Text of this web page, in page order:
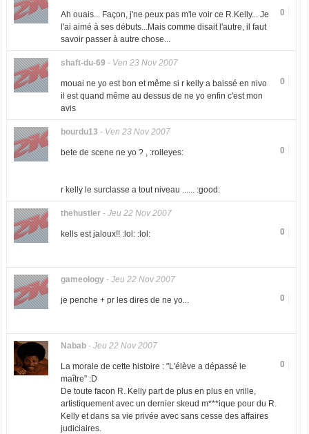
0
Ah ouais... Façon, j'ne peux pas m'le voir ce R.Kelly... Je
l'ai aimé à ses débuts...Mais comme disait l'autre, il faut
savoir passer à autre chose...
shaft-du-69 - Ven 23 Nov 2007
0
mouai ne yo est bon et même si r kelly a baissé en nivo
il est quand même au dessus de ne yo enfin c'est mon
avis
bourdu13 - Ven 23 Nov 2007
0
bete de scene ne yo ? , :rolleyes:
r kelly le surclasse a tout niveau ...... :good:
thehustler- Jeu 22 Nov 2007
0
kells est jaloux!! :lol: :lol:
gameology- Jeu 22 Nov 2007
0
je penche + pr les dires de ne yo...
Nabab- Jeu 22 Nov 2007
0
La morale de cette histoire : "L'élève a dépassé le
maître" :D
De toute facon R. Kelly part de plus en plus en vrille,
artistiquement avec un dernier skeud m***ique pour du R.
Kelly et dans sa vie privée avec sans cesse des affaires
judiciaires.